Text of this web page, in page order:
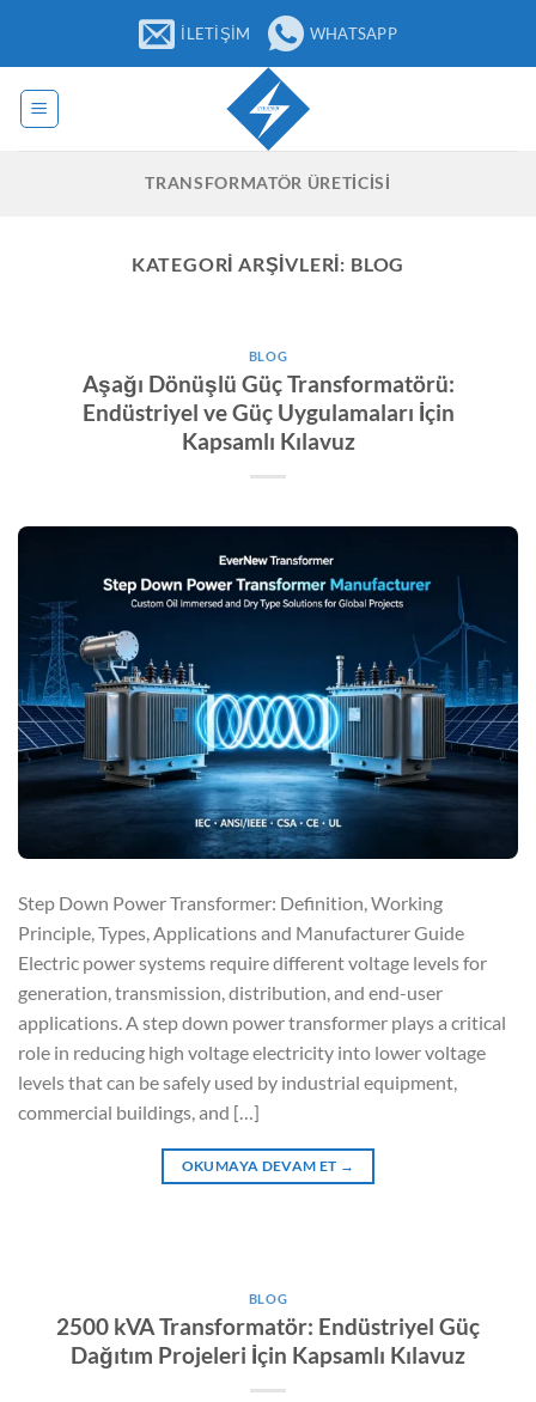
İLETIŞIM WHATSAPP
TRANSFORMATÖR ÜRETICISI
KATEGORI ARŞIVLERI: BLOG
BLOG
Aşağı Dönüşlü Güç Transformatörü:
Endüstriyel ve Güç Uygulamaları İçin
Kapsamlı Kılavuz
Step Down Power Transformer: Definition, Working
Principle, Types, Applications and Manufacturer Guide
Electric power systems require different voltage levels for
generation, transmission, distribution, and end-user
applications. A step down power transformer plays a critical
role in reducing high voltage electricity into lower voltage
levels that can be safely used by industrial equipment,
commercial buildings, and […]
OKUMAYA DEVAM ET →
BLOG
2500 kVA Transformatör: Endüstriyel Güç
Dağıtım Projeleri İçin Kapsamlı Kılavuz